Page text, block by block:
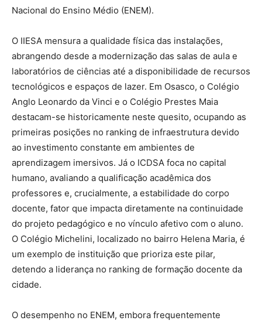
Nacional do Ensino Médio (ENEM).
O IIESA mensura a qualidade física das instalações,
abrangendo desde a modernização das salas de aula e
laboratórios de ciências até a disponibilidade de recursos
tecnológicos e espaços de lazer. Em Osasco, o Colégio
Anglo Leonardo da Vinci e o Colégio Prestes Maia
destacam-se historicamente neste quesito, ocupando as
primeiras posições no ranking de infraestrutura devido
ao investimento constante em ambientes de
aprendizagem imersivos. Já o ICDSA foca no capital
humano, avaliando a qualificação acadêmica dos
professores e, crucialmente, a estabilidade do corpo
docente, fator que impacta diretamente na continuidade
do projeto pedagógico e no vínculo afetivo com o aluno.
O Colégio Michelini, localizado no bairro Helena Maria, é
um exemplo de instituição que prioriza este pilar,
detendo a liderança no ranking de formação docente da
cidade.
O desempenho no ENEM, embora frequentemente